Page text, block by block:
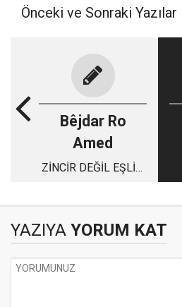
Önceki ve Sonraki Yazılar
Bêjdar Ro
Amed
ZİNCİR DEĞİL EŞLİK:
YAZIYA YORUM KAT